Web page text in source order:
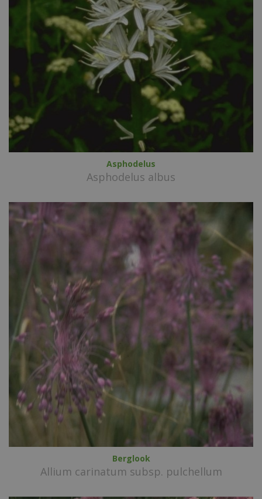
Asphodelus
Asphodelus albus
Berglook
Allium carinatum subsp. pulchellum